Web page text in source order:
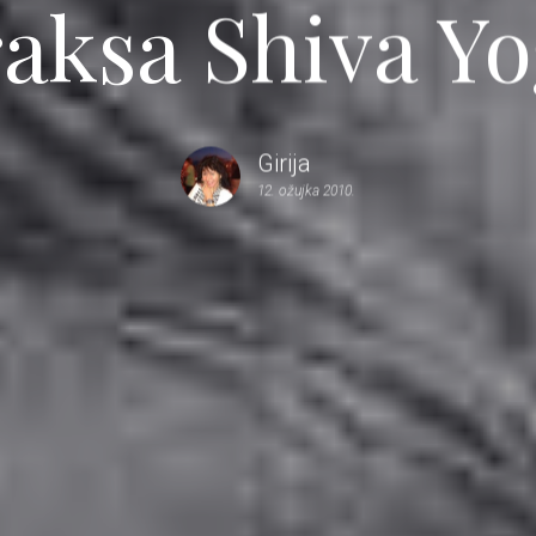
Shiva
Girija
12. ožujka 2010.